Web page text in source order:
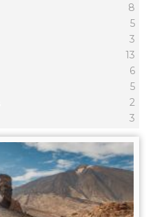
8
5
3
13
6
5
2
3